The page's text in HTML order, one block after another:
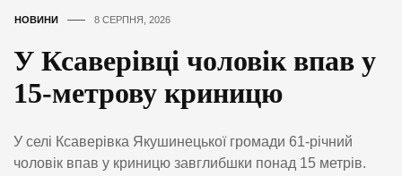
НОВИНИ 8 СЕРПНЯ, 2026
У Ксаверівці чоловік впав у
15-метрову криницю
У селі Ксаверівка Якушинецької громади 61-річний
чоловік впав у криницю завглибшки понад 15 метрів.